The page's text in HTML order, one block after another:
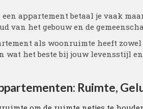
appartement betaal je vaak
van het gebouw en de
als woonruimte heeft
wat het beste bij jouw levensstijl
Ruimte,